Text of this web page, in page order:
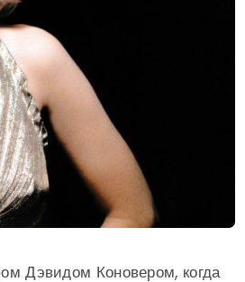
Дэвидом Коновером, когда